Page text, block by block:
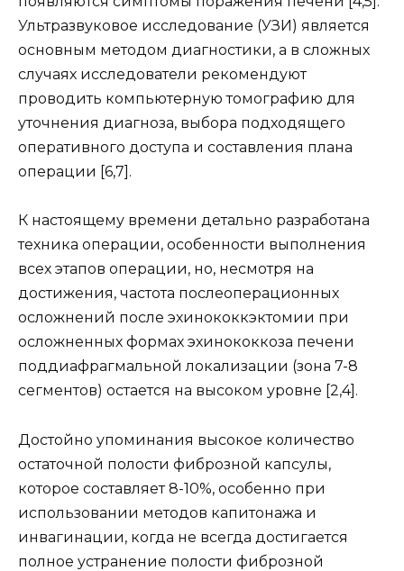
Ультразвуковое исследование (УЗИ) является
основным методом диагностики, а в сложных
случаях исследователи рекомендуют
проводить компьютерную томографию для
уточнения диагноза, выбора подходящего
оперативного доступа и составления плана
операции [6,7].
К настоящему времени детально разработана
техника операции, особенности выполнения
всех этапов операции, но, несмотря на
достижения, частота послеоперационных
осложнений после эхинококкэктомии при
осложненных формах эхинококкоза печени
поддиафрагмальной локализации (зона 7-8
сегментов) остается на высоком уровне [2,4].
Достойно упоминания высокое количество
остаточной полости фиброзной капсулы,
которое составляет 8-10%, особенно при
использовании методов капитонажа и
инвагинации, когда не всегда достигается
полное устранение полости фиброзной